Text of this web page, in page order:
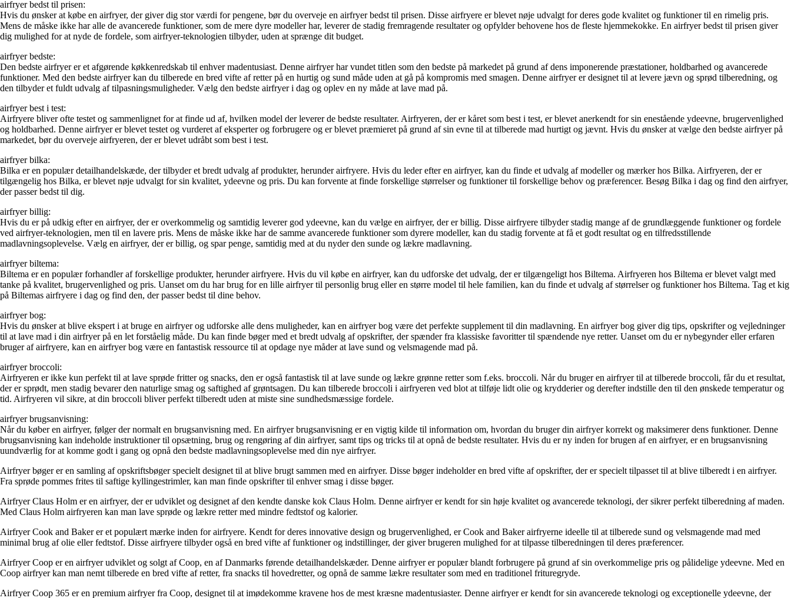
airfryer bedst til prisen:
Hvis du ønsker at købe en airfryer, der giver dig stor værdi for pengene, bør du overveje en airfryer bedst til prisen. Disse airfryere er blevet nøje udvalgt for deres gode kvalitet og funktioner til en rimelig pris.
Mens de måske ikke har alle de avancerede funktioner, som de mere dyre modeller har, leverer de stadig fremragende resultater og opfylder behovene hos de fleste hjemmekokke. En airfryer bedst til prisen giver
dig mulighed for at nyde de fordele, som airfryer-teknologien tilbyder, uden at sprænge dit budget.
airfryer bedste:
Den bedste airfryer er et afgørende køkkenredskab til enhver madentusiast. Denne airfryer har vundet titlen som den bedste på markedet på grund af dens imponerende præstationer, holdbarhed og avancerede
funktioner. Med den bedste airfryer kan du tilberede en bred vifte af retter på en hurtig og sund måde uden at gå på kompromis med smagen. Denne airfryer er designet til at levere jævn og sprød tilberedning, og
den tilbyder et fuldt udvalg af tilpasningsmuligheder. Vælg den bedste airfryer i dag og oplev en ny måde at lave mad på.
airfryer best i test:
Airfryere bliver ofte testet og sammenlignet for at finde ud af, hvilken model der leverer de bedste resultater. Airfryeren, der er kåret som best i test, er blevet anerkendt for sin enestående ydeevne, brugervenlighed
og holdbarhed. Denne airfryer er blevet testet og vurderet af eksperter og forbrugere og er blevet præmieret på grund af sin evne til at tilberede mad hurtigt og jævnt. Hvis du ønsker at vælge den bedste airfryer på
markedet, bør du overveje airfryeren, der er blevet udråbt som best i test.
airfryer bilka:
Bilka er en populær detailhandelskæde, der tilbyder et bredt udvalg af produkter, herunder airfryere. Hvis du leder efter en airfryer, kan du finde et udvalg af modeller og mærker hos Bilka. Airfryeren, der er
tilgængelig hos Bilka, er blevet nøje udvalgt for sin kvalitet, ydeevne og pris. Du kan forvente at finde forskellige størrelser og funktioner til forskellige behov og præferencer. Besøg Bilka i dag og find den airfryer,
der passer bedst til dig.
airfryer billig:
Hvis du er på udkig efter en airfryer, der er overkommelig og samtidig leverer god ydeevne, kan du vælge en airfryer, der er billig. Disse airfryere tilbyder stadig mange af de grundlæggende funktioner og fordele
ved airfryer-teknologien, men til en lavere pris. Mens de måske ikke har de samme avancerede funktioner som dyrere modeller, kan du stadig forvente at få et godt resultat og en tilfredsstillende
madlavningsoplevelse. Vælg en airfryer, der er billig, og spar penge, samtidig med at du nyder den sunde og lækre madlavning.
airfryer biltema:
Biltema er en populær forhandler af forskellige produkter, herunder airfryere. Hvis du vil købe en airfryer, kan du udforske det udvalg, der er tilgængeligt hos Biltema. Airfryeren hos Biltema er blevet valgt med
tanke på kvalitet, brugervenlighed og pris. Uanset om du har brug for en lille airfryer til personlig brug eller en større model til hele familien, kan du finde et udvalg af størrelser og funktioner hos Biltema. Tag et kig
på Biltemas airfryere i dag og find den, der passer bedst til dine behov.
airfryer bog:
Hvis du ønsker at blive ekspert i at bruge en airfryer og udforske alle dens muligheder, kan en airfryer bog være det perfekte supplement til din madlavning. En airfryer bog giver dig tips, opskrifter og vejledninger
til at lave mad i din airfryer på en let forståelig måde. Du kan finde bøger med et bredt udvalg af opskrifter, der spænder fra klassiske favoritter til spændende nye retter. Uanset om du er nybegynder eller erfaren
bruger af airfryere, kan en airfryer bog være en fantastisk ressource til at opdage nye måder at lave sund og velsmagende mad på.
airfryer broccoli:
Airfryeren er ikke kun perfekt til at lave sprøde fritter og snacks, den er også fantastisk til at lave sunde og lækre grønne retter som f.eks. broccoli. Når du bruger en airfryer til at tilberede broccoli, får du et resultat,
der er sprødt, men stadig bevarer den naturlige smag og saftighed af grøntsagen. Du kan tilberede broccoli i airfryeren ved blot at tilføje lidt olie og krydderier og derefter indstille den til den ønskede temperatur og
tid. Airfryeren vil sikre, at din broccoli bliver perfekt tilberedt uden at miste sine sundhedsmæssige fordele.
airfryer brugsanvisning:
Når du køber en airfryer, følger der normalt en brugsanvisning med. En airfryer brugsanvisning er en vigtig kilde til information om, hvordan du bruger din airfryer korrekt og maksimerer dens funktioner. Denne
brugsanvisning kan indeholde instruktioner til opsætning, brug og rengøring af din airfryer, samt tips og tricks til at opnå de bedste resultater. Hvis du er ny inden for brugen af en airfryer, er en brugsanvisning
uundværlig for at komme godt i gang og opnå den bedste madlavningsoplevelse med din nye airfryer.
Airfryer bøger er en samling af opskriftsbøger specielt designet til at blive brugt sammen med en airfryer. Disse bøger indeholder en bred vifte af opskrifter, der er specielt tilpasset til at blive tilberedt i en airfryer.
Fra sprøde pommes frites til saftige kyllingestrimler, kan man finde opskrifter til enhver smag i disse bøger.
Airfryer Claus Holm er en airfryer, der er udviklet og designet af den kendte danske kok Claus Holm. Denne airfryer er kendt for sin høje kvalitet og avancerede teknologi, der sikrer perfekt tilberedning af maden.
Med Claus Holm airfryeren kan man lave sprøde og lækre retter med mindre fedtstof og kalorier.
Airfryer Cook and Baker er et populært mærke inden for airfryere. Kendt for deres innovative design og brugervenlighed, er Cook and Baker airfryerne ideelle til at tilberede sund og velsmagende mad med
minimal brug af olie eller fedtstof. Disse airfryere tilbyder også en bred vifte af funktioner og indstillinger, der giver brugeren mulighed for at tilpasse tilberedningen til deres præferencer.
Airfryer Coop er en airfryer udviklet og solgt af Coop, en af Danmarks førende detailhandelskæder. Denne airfryer er populær blandt forbrugere på grund af sin overkommelige pris og pålidelige ydeevne. Med en
Coop airfryer kan man nemt tilberede en bred vifte af retter, fra snacks til hovedretter, og opnå de samme lækre resultater som med en traditionel frituregryde.
Airfryer Coop 365 er en premium airfryer fra Coop, designet til at imødekomme kravene hos de mest kræsne madentusiaster. Denne airfryer er kendt for sin avancerede teknologi og exceptionelle ydeevne, der